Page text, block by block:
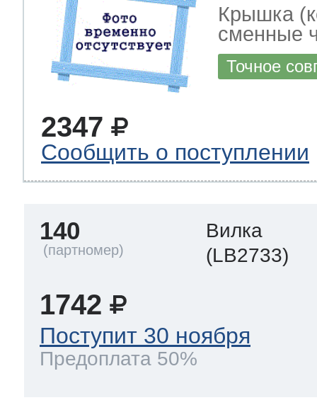
Крышка
сменные
Точное
2347
Сообщить о поступлении
140
Вилка
(LB2733)
1742
Поступит 30 ноября
Предоплата 50%